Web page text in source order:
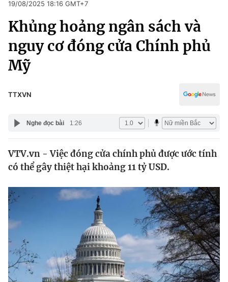
Chuyên mục
Xã hội
Pháp luật
Y tế
Thế giới
Thế giới đó đây
Câu chuyện quốc tế
Kinh tế
Tài chính
Thị trường
Góc doanh nghiệp
Dữ liệu và đời sống
Truyền hình
Phim VTV
Giải trí
Pháp luật
Kinh tế
Thể thao
Truyền hình
19/08/2025 18:16 GMT+7
Khủng hoảng ngân sách và
nguy cơ đóng cửa Chính phủ
Mỹ
TTXVN
Nghe đọc bài 1:26
VTV.vn - Việc đóng cửa chính phủ được ước tính
có thể gây thiệt hại khoảng 11 tỷ USD.